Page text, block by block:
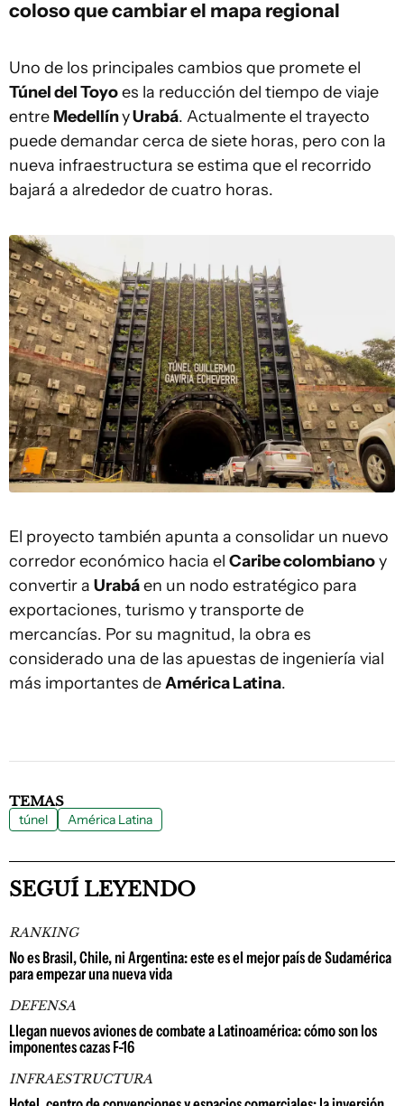
coloso que cambiar el mapa regional
Uno de los principales cambios que promete el
Túnel del Toyoes la reducción del tiempo de viaje
entre MedellínyUrabá. Actualmente el trayecto
puede demandar cerca de siete horas, pero con la
nueva infraestructura se estima que el recorrido
bajará a alrededor de cuatro horas.
El proyecto también apunta a consolidar un nuevo
corredor económico hacia el Caribe colombianoy
convertir a Urabáen un nodo estratégico para
exportaciones, turismo y transporte de
mercancías. Por su magnitud, la obra es
considerado una de las apuestas de ingeniería vial
más importantes deAmérica Latina.
TEMAS
túnel América Latina
SEGUÍ LEYENDO
RANKING
No es Brasil, Chile, ni Argentina: este es el mejor país de Sudamérica
para empezar una nueva vida
DEFENSA
Llegan nuevos aviones de combate a Latinoamérica: cómo son los
imponentes cazas F-16
INFRAESTRUCTURA